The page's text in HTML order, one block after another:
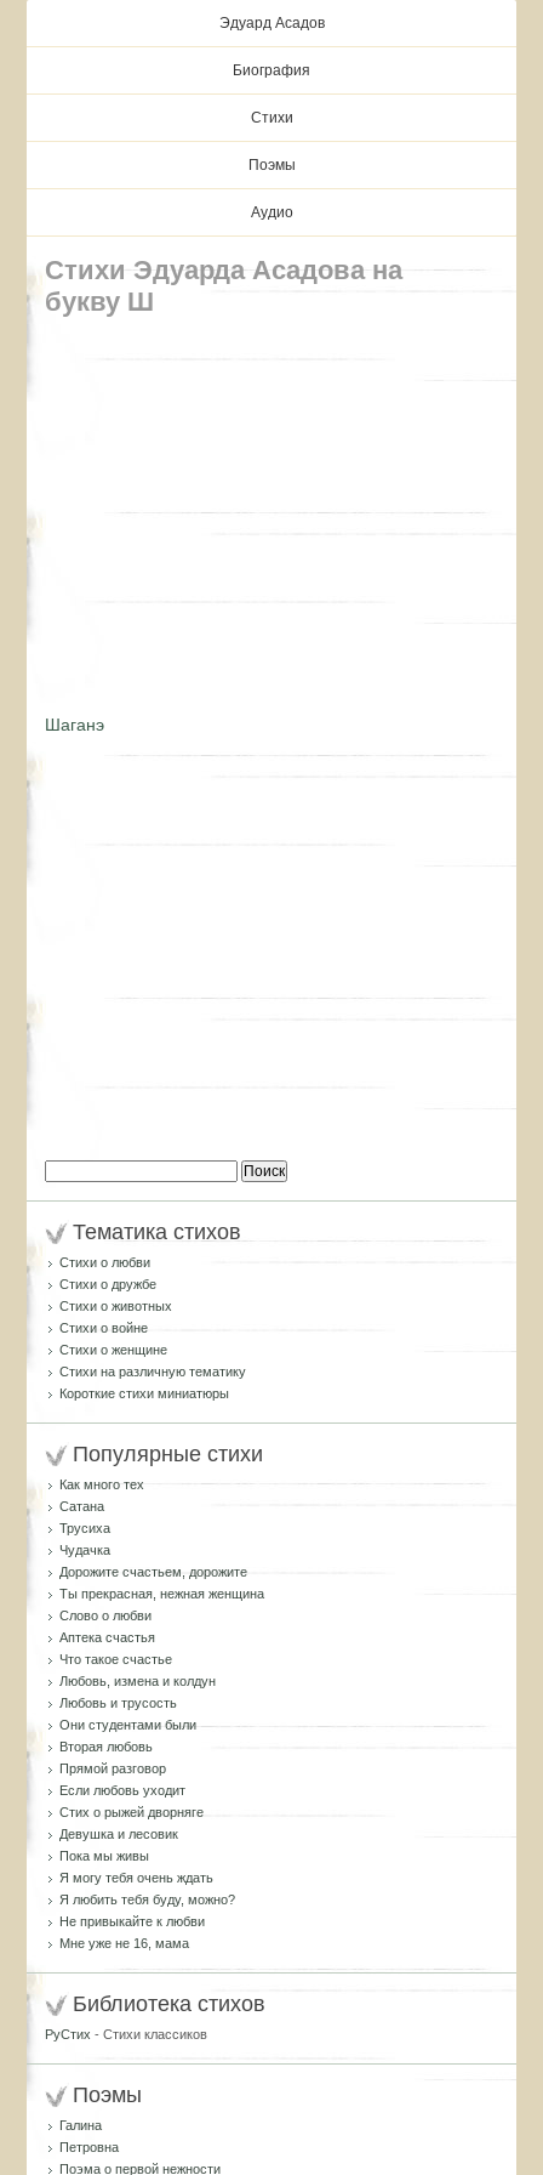
Эдуард Асадов
Биография
Стихи
Поэмы
Аудио
Стихи Эдуарда Асадова на
букву Ш
Шаганэ
Тематика стихов
Стихи о любви
Стихи о дружбе
Стихи о животных
Стихи о войне
Стихи о женщине
Стихи на различную тематику
Короткие стихи миниатюры
Популярные стихи
Как много тех
Сатана
Трусиха
Чудачка
Дорожите счастьем, дорожите
Ты прекрасная, нежная женщина
Слово о любви
Аптека счастья
Что такое счастье
Любовь, измена и колдун
Любовь и трусость
Они студентами были
Вторая любовь
Прямой разговор
Если любовь уходит
Стих о рыжей дворняге
Девушка и лесовик
Пока мы живы
Я могу тебя очень ждать
Я любить тебя буду, можно?
Не привыкайте к любви
Мне уже не 16, мама
Библиотека стихов
РуСтих - Стихи классиков
Поэмы
Галина
Петровна
Поэма о первой нежности